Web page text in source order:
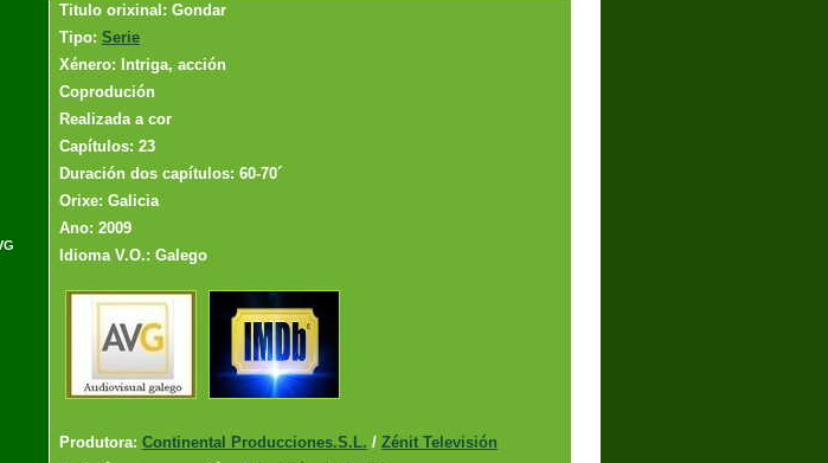
Titulo orixinal: Gondar
Tipo: Serie
Xénero: Intriga, acción
Coprodución
Realizada a cor
Capítulos: 23
Duración dos capítulos: 60-70´
Orixe: Galicia
Ano: 2009
Idioma V.O.: Galego
Produtora: Continental Producciones.S.L. / Zénit Televisión